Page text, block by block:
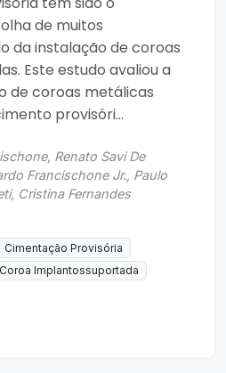
de muitos
da instalação de coroas
Este estudo avaliou a
de coroas metálicas
provisóri...
Renato Savi De
Francischone Jr., Paulo
Cristina Fernandes
Cimentação Provisória
Coroa Implantossuportada